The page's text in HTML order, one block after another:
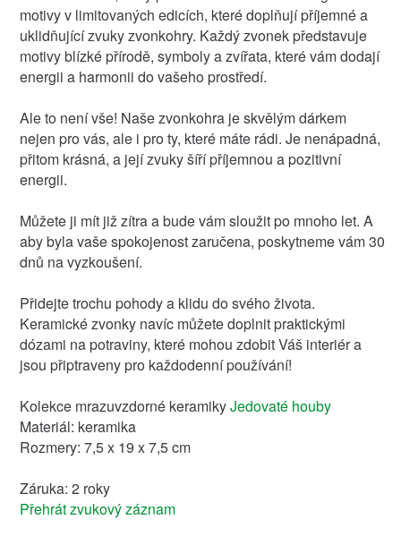
motivy v limitovaných edicích, které doplňují příjemné a
uklidňující zvuky zvonkohry. Každý zvonek představuje
motivy blízké přírodě, symboly a zvířata, které vám dodají
energii a harmonii do vašeho prostředí.
Ale to není vše! Naše zvonkohra je skvělým dárkem
nejen pro vás, ale i pro ty, které máte rádi. Je nenápadná,
přitom krásná, a její zvuky šíří příjemnou a pozitivní
energii.
Můžete ji mít již zítra a bude vám sloužit po mnoho let. A
aby byla vaše spokojenost zaručena, poskytneme vám 30
dnů na vyzkoušení.
Přidejte trochu pohody a klidu do svého života.
Keramické zvonky navíc můžete doplnit praktickými
dózami na potraviny, které mohou zdobit Váš interiér a
jsou připtraveny pro každodenní používání!
Kolekce mrazuvzdorné keramikyJedovaté houby
Materiál: keramika
Rozmery: 7,5 x 19 x 7,5 cm
Záruka: 2 roky
Přehrát zvukový záznam